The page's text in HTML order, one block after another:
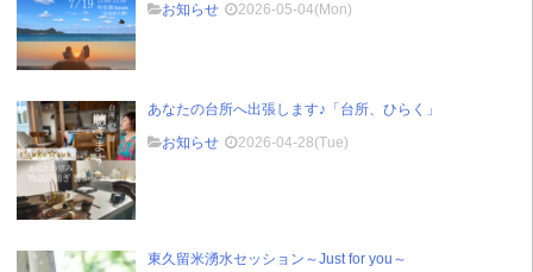
お知らせ
2026-05-04(Mon)
あなたの台所へ出張します♪「台所、ひらく」
お知らせ
2026-04-28(Tue)
東久留米湧水セッション～Just for you～